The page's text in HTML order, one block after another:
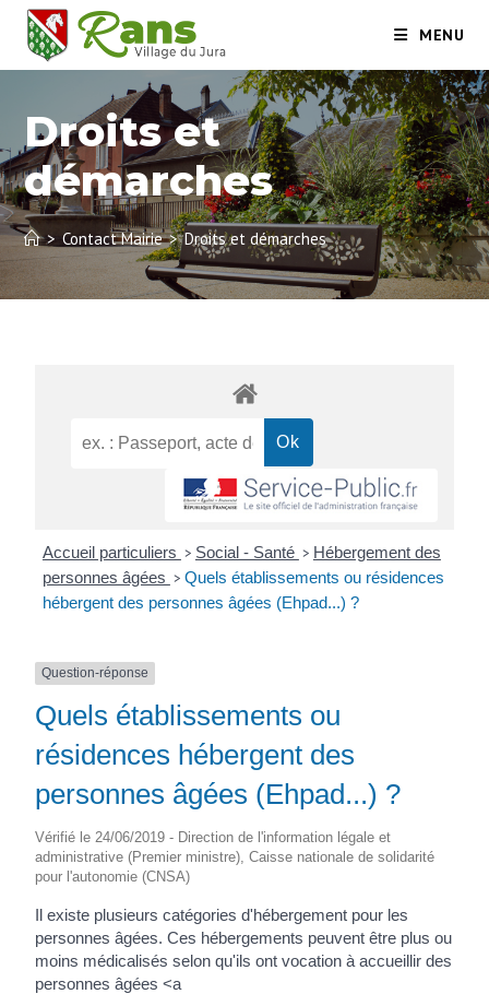
MENU
Droits et
démarches
> Contact Mairie > Droits et démarches
Accueil particuliers > Social - Santé > Hébergement des
personnes âgées > Quels établissements ou résidences
hébergent des personnes âgées (Ehpad...) ?
Question-réponse
Quels établissements ou
résidences hébergent des
personnes âgées (Ehpad...) ?
Vérifié le 24/06/2019 - Direction de l'information légale et
administrative (Premier ministre), Caisse nationale de solidarité
pour l'autonomie (CNSA)
Il existe plusieurs catégories d'hébergement pour les
personnes âgées. Ces hébergements peuvent être plus ou
moins médicalisés selon qu'ils ont vocation à accueillir des
personnes âgées <a